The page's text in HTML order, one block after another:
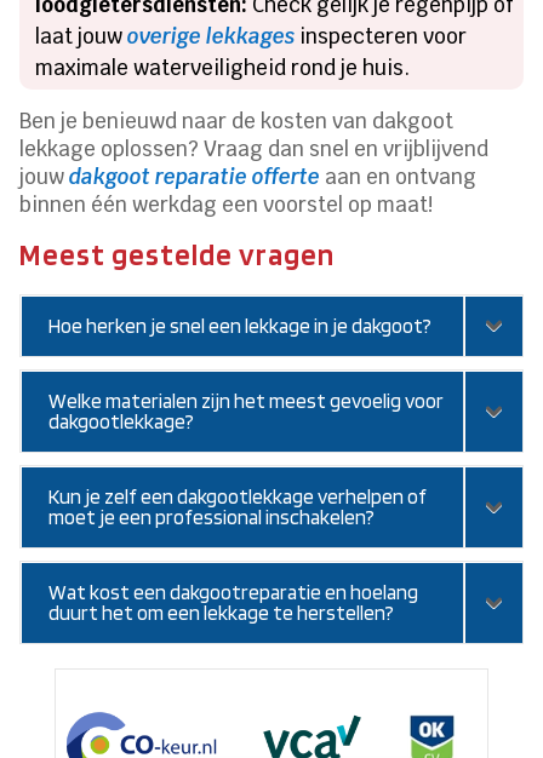
laat jouwoverige lekkages inspecteren voor
maximale waterveiligheid rond je huis.
Ben je benieuwd naar de kosten van dakgoot
lekkage oplossen? Vraag dan snel en vrijblijvend
jouwdakgoot reparatie offerte aan en ontvang
binnen één werkdag een voorstel op maat!
Meest gestelde vragen
Hoe herken je snel een lekkage in je dakgoot?
Welke materialen zijn het meest gevoelig voor
dakgootlekkage?
Kun je zelf een dakgootlekkage verhelpen of
moet je een professional inschakelen?
Wat kost een dakgootreparatie en hoelang
duurt het om een lekkage te herstellen?